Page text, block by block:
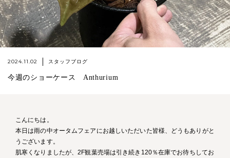
2024.11.02 スタッフブログ
今週のショーケース Anthurium
こんにちは。
本日は雨の中オータムフェアにお越しいただいた皆様、どうもありがと
うございます。
肌寒くなりましたが、2F観葉売場は引き続き120％在庫でお待ちしてお